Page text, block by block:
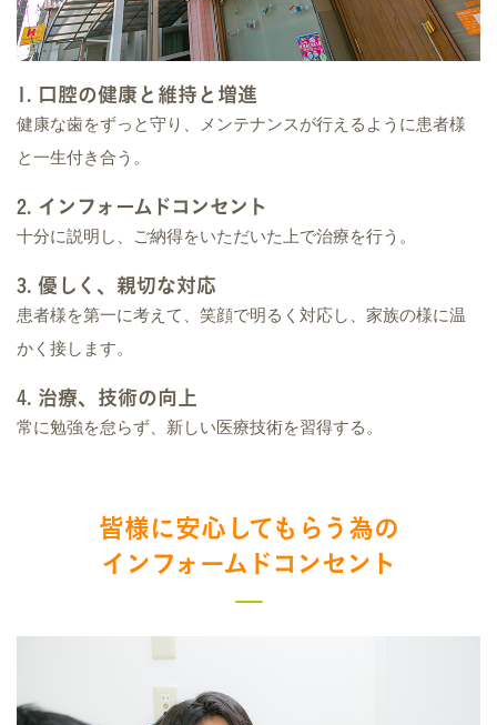
1. 口腔の健康と維持と増進
健康な歯をずっと守り、メンテナンスが行えるように患者様
と一生付き合う。
2. インフォームドコンセント
十分に説明し、ご納得をいただいた上で治療を行う。
3. 優しく、親切な対応
患者様を第一に考えて、笑顔で明るく対応し、家族の様に温
かく接します。
4. 治療、技術の向上
常に勉強を怠らず、新しい医療技術を習得する。
皆様に安心してもらう為の
インフォームドコンセント